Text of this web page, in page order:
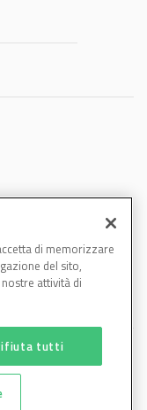
di memorizzare
del sito,
attività di
tutti